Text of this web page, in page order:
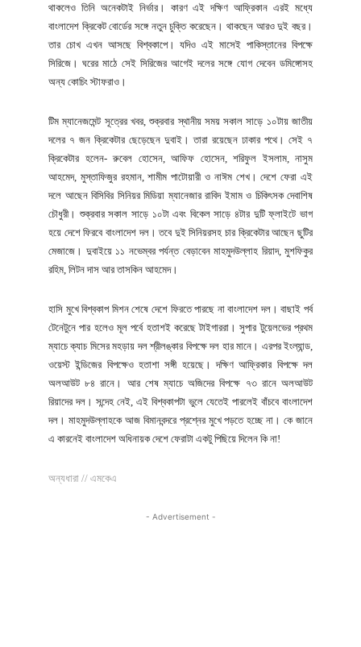
থাকলেও তিনি অনেকটাই নির্ভার। কারণ এই দক্ষিণ আফ্রিকান এরই মধ্যে
বাংলাদেশ ক্রিকেট বোর্ডের সঙ্গে নতুন চুক্তি করেছেন। থাকছেন আরও দুই বছর।
তার চোখ এখন আসছে বিশ্বকাপে। যদিও এই মাসেই পাকিস্তানের বিপক্ষে
সিরিজে। ঘরের মাঠে সেই সিরিজের আগেই দলের সঙ্গে যোগ দেবেন ডমিঙ্গোসহ
অন্য কোচিং স্টাফরাও।
টিম ম্যানেজমেন্ট সূত্রের খবর, শুক্রবার স্থানীয় সময় সকাল সাড়ে ১০টায় জাতীয়
দলের ৭ জন ক্রিকেটার ছেড়েছেন দুবাই। তারা রয়েছেন ঢাকার পথে। সেই ৭
ক্রিকেটার হলেন- রুবেল হোসেন, আফিফ হোসেন, শরিফুল ইসলাম, নাসুম
আহমেদ, মুস্তাফিজুর রহমান, শামীম পাটোয়ারী ও নাঈম শেখ। দেশে ফেরা এই
দলে আছেন বিসিবির সিনিয়র মিডিয়া ম্যানেজার রাবিদ ইমাম ও চিকিৎসক দেবাশিষ
চৌধুরী। শুক্রবার সকাল সাড়ে ১০টা এবং বিকেল সাড়ে ৪টার দুটি ফ্লাইটে ভাগ
হয়ে দেশে ফিরবে বাংলাদেশ দল। তবে দুই সিনিয়রসহ চার ক্রিকেটার আছেন ছুটির
মেজাজে। দুবাইয়ে ১১ নভেম্বর পর্যন্ত বেড়াবেন মাহমুদউল্লাহ রিয়াদ, মুশফিকুর
রহিম, লিটন দাস আর তাসকিন আহমেদ।
হাসি মুখে বিশ্বকাপ মিশন শেষে দেশে ফিরতে পারছে না বাংলাদেশ দল। বাছাই পর্ব
টেনেটুনে পার হলেও মূল পর্বে হতাশই করেছে টাইগাররা। সুপার টুয়েলভের প্রথম
ম্যাচে ক্যাচ মিসের মহড়ায় দল শ্রীলঙ্কার বিপক্ষে দল হার মানে। এরপর ইংল্যান্ড,
ওয়েস্ট ইন্ডিজের বিপক্ষেও হতাশা সঙ্গী হয়েছে। দক্ষিণ আফ্রিকার বিপক্ষে দল
অলআউট ৮৪ রানে। আর শেষ ম্যাচে অজিদের বিপক্ষে ৭৩ রানে অলআউট
রিয়াদের দল। সন্দেহ নেই, এই বিশ্বকাপটা ভুলে যেতেই পারলেই বাঁচবে বাংলাদেশ
দল। মাহমুদউল্লাহকে আজ বিমানবন্দরে প্রশ্নের মুখে পড়তে হচ্ছে না। কে জানে
এ কারনেই বাংলাদেশ অধিনায়ক দেশে ফেরাটা একটু পিছিয়ে দিলেন কি না!
অন্যধারা // এমকেএ
- Advertisement -